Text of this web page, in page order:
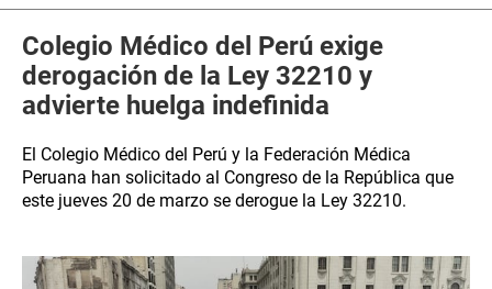
Colegio Médico del Perú exige
derogación de la Ley 32210 y
advierte huelga indefinida
El Colegio Médico del Perú y la Federación Médica
Peruana han solicitado al Congreso de la República que
este jueves 20 de marzo se derogue la Ley 32210.